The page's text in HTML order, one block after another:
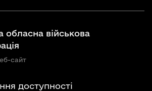
обласна військова
сайт
доступності